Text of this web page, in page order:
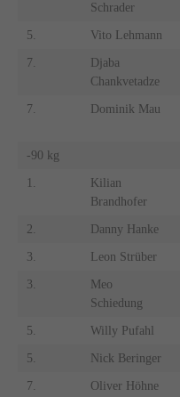
Schrader
5. Vito Lehmann
7.
Djaba
Chankvetadze
7. Dominik Mau
-90 kg
1.
Kilian
Brandhofer
2. Danny Hanke
3. Leon Strüber
3.
Meo
Schiedung
5. Willy Pufahl
5. Nick Beringer
7. Oliver Höhne